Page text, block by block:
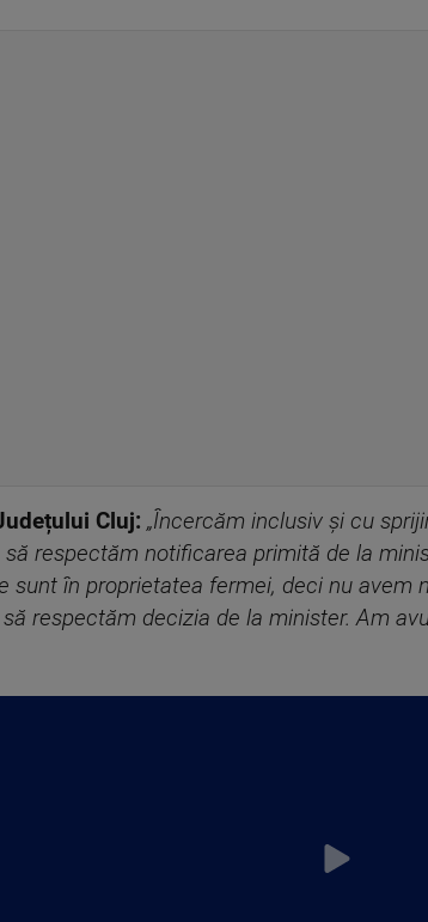
Cluj: „Încercăm inclusiv şi cu
respectăm notificarea primită de la
sunt în proprietatea fermei, deci nu
respectăm decizia de la minister. Am